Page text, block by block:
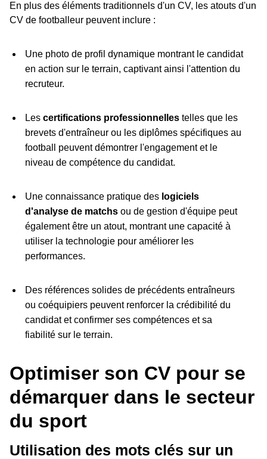
En plus des éléments traditionnels d'un CV, les atouts d'un
CV de footballeur peuvent inclure :
Une photo de profil dynamique montrant le candidat
en action sur le terrain, captivant ainsi l'attention du
recruteur.
Les certifications professionnellestelles que les
brevets d'entraîneur ou les diplômes spécifiques au
football peuvent démontrer l'engagement et le
niveau de compétence du candidat.
Une connaissance pratique des logiciels
d'analyse de matchsou de gestion d'équipe peut
également être un atout, montrant une capacité à
utiliser la technologie pour améliorer les
performances.
Des références solides de précédents entraîneurs
ou coéquipiers peuvent renforcer la crédibilité du
candidat et confirmer ses compétences et sa
fiabilité sur le terrain.
Optimiser son CV pour se
démarquer dans le secteur
du sport
Utilisation des mots clés sur un